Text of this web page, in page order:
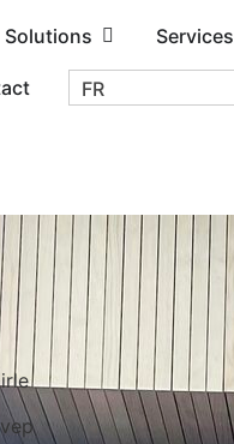
Solutions Services
FR